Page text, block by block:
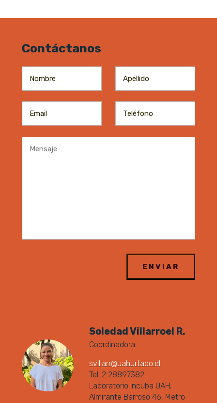
Contáctanos
Soledad Villarroel R.
Coordinadora
svillarr@uahurtado.cl
Tel. 2 28897382
Laboratorio Incuba UAH,
Almirante Barroso 46, Metro